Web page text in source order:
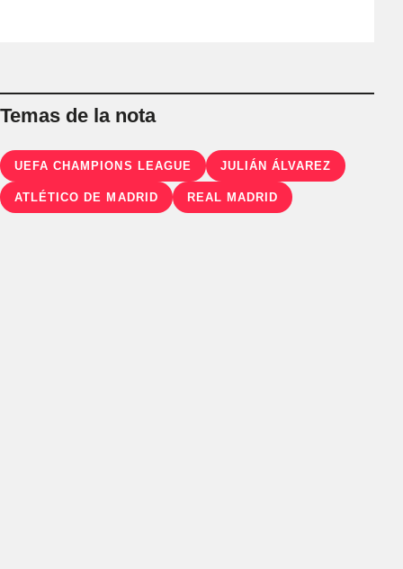
Temas de la nota
UEFA CHAMPIONS LEAGUE JULIÁN ÁLVAREZ
ATLÉTICO DE MADRID REAL MADRID